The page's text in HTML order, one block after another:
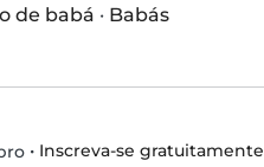
de babá · Babás
• Inscreva-se gratuitamente